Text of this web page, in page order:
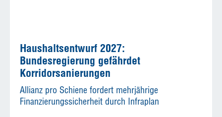
Haushaltsentwurf 2027:
Bundesregierung gefährdet
Korridorsanierungen
Allianz pro Schiene fordert mehrjährige
Finanzierungssicherheit durch Infraplan